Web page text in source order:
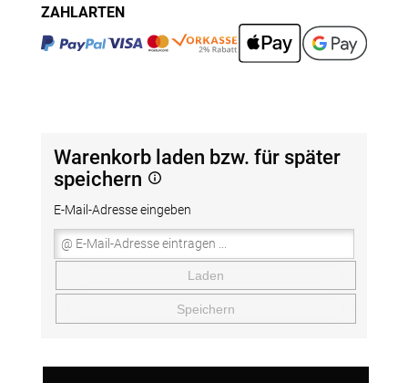
Warenkorb laden bzw. für später
speichern
E-Mail-Adresse eingeben
Laden
Speichern
ZAHLARTEN